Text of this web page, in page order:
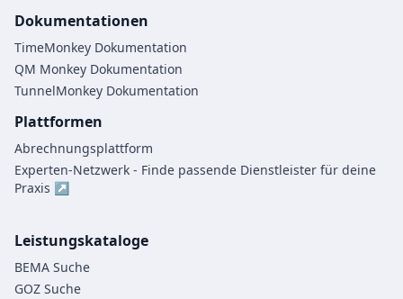
Dokumentationen
TimeMonkey Dokumentation
QM Monkey Dokumentation
TunnelMonkey Dokumentation
Plattformen
Abrechnungsplattform
Experten-Netzwerk - Finde passende Dienstleister für deine
Praxis ↗
Leistungskataloge
BEMA Suche
GOZ Suche